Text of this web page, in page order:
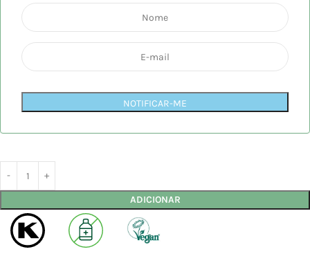
NOTIFICAR-ME
ADICIONAR